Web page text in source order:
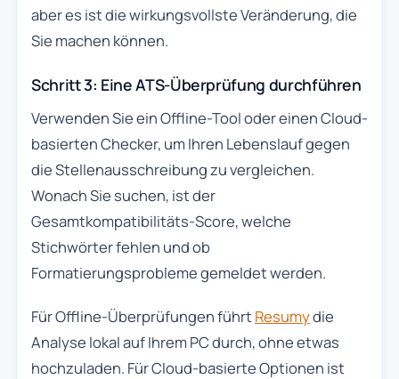
aber es ist die wirkungsvollste Veränderung, die
Sie machen können.
Schritt 3: Eine ATS-Überprüfung durchführen
Verwenden Sie ein Offline-Tool oder einen Cloud-
basierten Checker, um Ihren Lebenslauf gegen
die Stellenausschreibung zu vergleichen.
Wonach Sie suchen, ist der
Gesamtkompatibilitäts-Score, welche
Stichwörter fehlen und ob
Formatierungsprobleme gemeldet werden.
Für Offline-Überprüfungen führt Resumydie
Analyse lokal auf Ihrem PC durch, ohne etwas
hochzuladen. Für Cloud-basierte Optionen ist